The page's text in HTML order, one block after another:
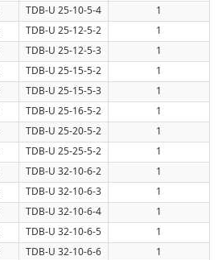
TDB-U 25-10-5-4 1
TDB-U 25-12-5-2 1
TDB-U 25-12-5-3 1
TDB-U 25-15-5-2 1
TDB-U 25-15-5-3 1
TDB-U 25-16-5-2 1
TDB-U 25-20-5-2 1
TDB-U 25-25-5-2 1
TDB-U 32-10-6-2 1
TDB-U 32-10-6-3 1
TDB-U 32-10-6-4 1
TDB-U 32-10-6-5 1
TDB-U 32-10-6-6 1